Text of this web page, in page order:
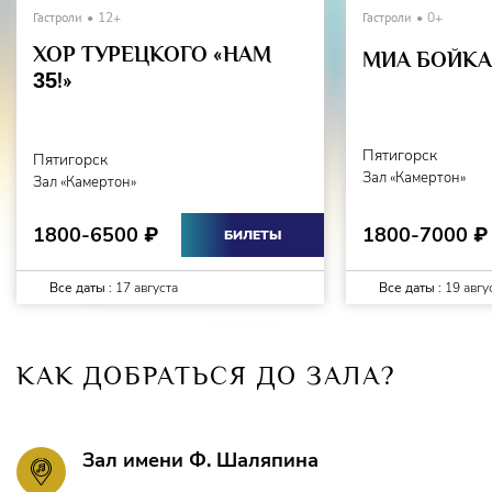
Гастроли 12+
ХОР ТУРЕЦКОГО «НАМ
35!»
Пятигорск
Зал «Камертон»
1800-6500 ₽ БИЛЕТЫ
Все даты : 17 августа
Гастроли 0+
МИА БОЙКА
Пятигорск
Зал «Камертон»
1800-7000 ₽
Все даты : 19
КАК ДОБРАТЬСЯ ДО ЗАЛА?
Зал имени Ф. Шаляпина